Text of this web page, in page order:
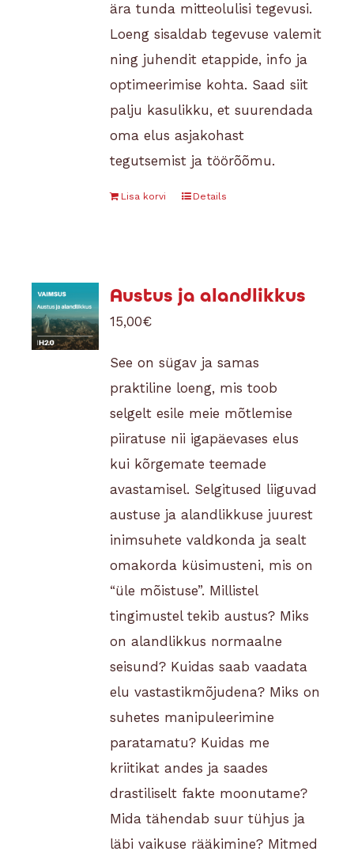
ära tunda mitteolulisi tegevusi.
Loeng sisaldab tegevuse valemit
ning juhendit etappide, info ja
optimeerimise kohta. Saad siit
palju kasulikku, et suurendada
oma elus asjakohast
tegutsemist ja töörõõmu.
Lisa korvi Details
Austus ja alandlikkus
15,00€
See on sügav ja samas
praktiline loeng, mis toob
selgelt esile meie mõtlemise
piiratuse nii igapäevases elus
kui kõrgemate teemade
avastamisel. Selgitused liiguvad
austuse ja alandlikkuse juurest
inimsuhete valdkonda ja sealt
omakorda küsimusteni, mis on
“üle mõistuse”. Millistel
tingimustel tekib austus? Miks
on alandlikkus normaalne
seisund? Kuidas saab vaadata
elu vastastikmõjudena? Miks on
suhetes manipuleerimine
paratamatu? Kuidas me
kriitikat andes ja saades
drastiliselt fakte moonutame?
Mida tähendab suur tühjus ja
läbi vaikuse rääkimine? Mitmed